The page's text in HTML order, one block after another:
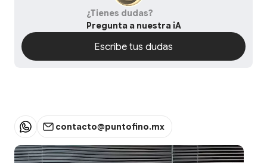
¿Tienes dudas?
Pregunta a nuestra iA
Escribe tus dudas
contacto@puntofino.mx